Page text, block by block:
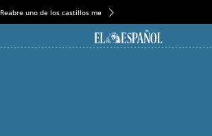
Reabre uno de los castillos medievales más espectaculares